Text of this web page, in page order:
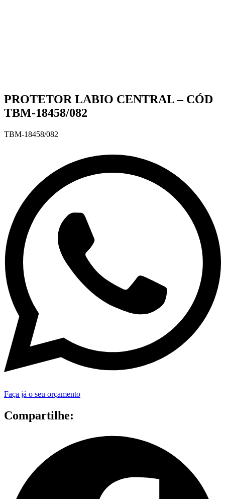
PROTETOR LABIO CENTRAL – CÓD
TBM-18458/082
TBM-18458/082
Faça já o seu orçamento
Compartilhe: